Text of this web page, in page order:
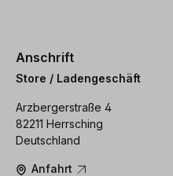
Anschrift
Store / Ladengeschäft
Arzbergerstraße 4
82211 Herrsching
Deutschland
Anfahrt